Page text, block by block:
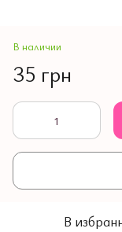
В наличии
35 грн
В